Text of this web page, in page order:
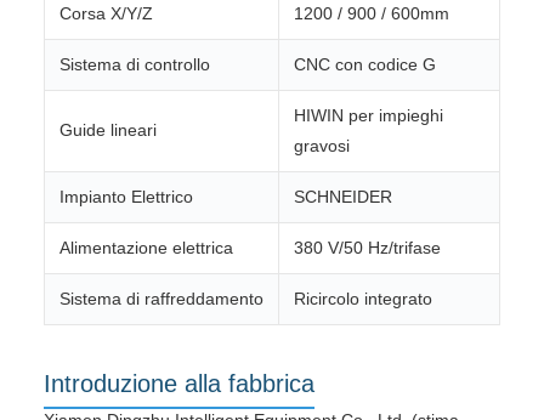
Corsa X/Y/Z 1200 / 900 / 600mm
Sistema di controllo CNC con codice G
Guide lineari
HIWIN per impieghi
gravosi
Impianto Elettrico SCHNEIDER
Alimentazione elettrica 380 V/50 Hz/trifase
Sistema di raffreddamento Ricircolo integrato
Introduzione alla fabbrica